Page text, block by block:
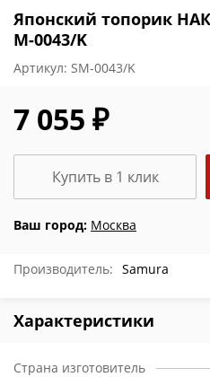
Японский топорик
M-0043/K
Артикул: SM-0043/K
7 055 ₽
Ваш город: Москва
Купить в 1 клик
Производитель: Samura
Характеристики
Страна изготовитель